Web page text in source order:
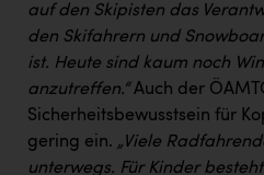
auf den Skipisten das
den Skifahrern und
ist. Heute sind kaum noch
anzutreffen.“Auch der
Sicherheitsbewusstsein für
gering ein. „Viele
unterwegs. Für Kinder